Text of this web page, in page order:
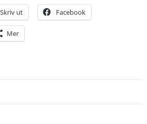
Skriv ut Facebook
Mer